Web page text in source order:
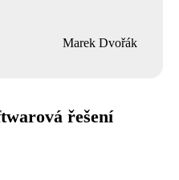
Marek Dvořák
řešení